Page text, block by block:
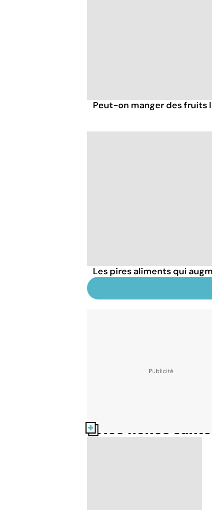
Peut-on manger des fruits
Les pires aliments qui
Nos fiches santé